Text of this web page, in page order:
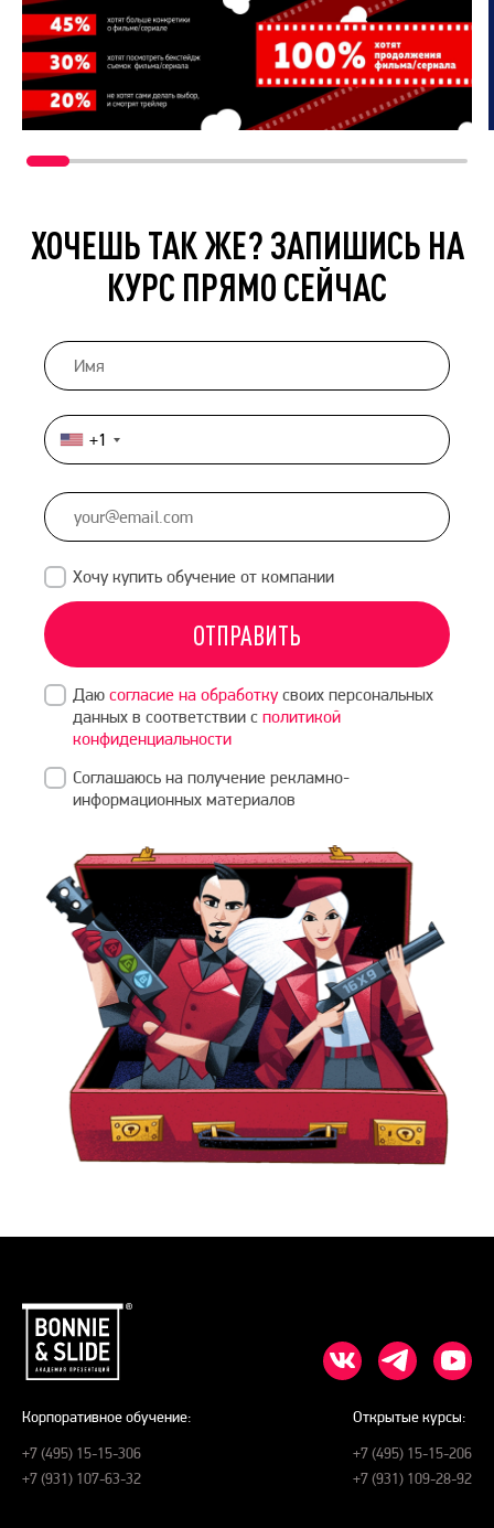
ХОЧЕШЬ ТАК ЖЕ? ЗАПИШИСЬ НА
КУРС ПРЯМО СЕЙЧАС
United
States
+1
+1
Хочу купить обучение от компании
ОТПРАВИТЬ
Даю согласие на обработкусвоих персональных
данных в соответствии с политикой
конфиденциальности
Соглашаюсь на получение рекламно-
информационных материалов
Корпоративное обучение:
+7 (495) 15-15-306
+7 (931) 107-63-32
Открытые курсы:
+7 (495) 15-15-206
+7 (931) 109-28-92